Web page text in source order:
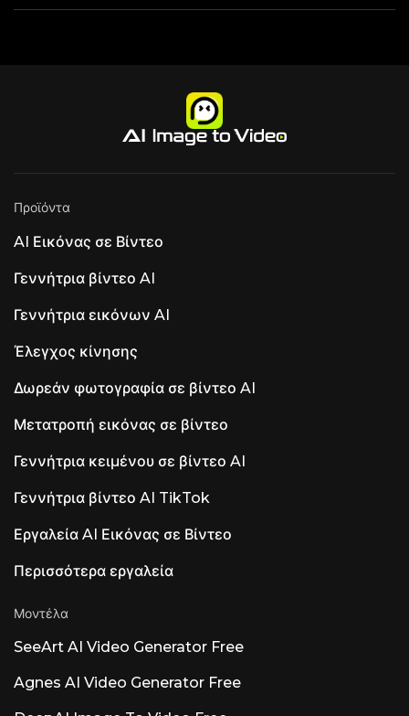
Προϊόντα
AI Εικόνας σε Βίντεο
Γεννήτρια βίντεο AI
Γεννήτρια εικόνων AI
Έλεγχος κίνησης
Δωρεάν φωτογραφία σε βίντεο AI
Μετατροπή εικόνας σε βίντεο
Γεννήτρια κειμένου σε βίντεο AI
Γεννήτρια βίντεο AI TikTok
Εργαλεία AI Εικόνας σε Βίντεο
Περισσότερα εργαλεία
Μοντέλα
SeeArt AI Video Generator Free
Agnes AI Video Generator Free